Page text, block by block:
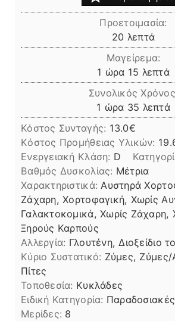
Προετοιμασία:
20 λεπτά
λεπτά
Μαγείρεμα:
1 ώρα
ώρα 15 λεπτά
λεπτά
Συνολικός
1 ώρα
ώρα 35 λεπτά
λεπτά
Κόστος Συνταγής: 13.0€
Kόστος Προμήθειας Υλικών:
Ενεργειακή Κλάση: D
Βαθμός Δυσκολίας: Μέτρια
Χαρακτηριστικά: Αυστηρά
Ζάχαρη, Χορτοφαγική, Χωρίς
Γαλακτοκομικά, Χωρίς Ζάχαρη,
Ξηρούς Καρπούς
Αλλεργία: Γλουτένη, Διοξείδιο
Kύριο Συστατικό: Ζύμες, Ζύμες/
Πίτες
Τοποθεσία: Κυκλάδες
Ειδική Κατηγορία: Παραδοσιακές
Μερίδες: 8